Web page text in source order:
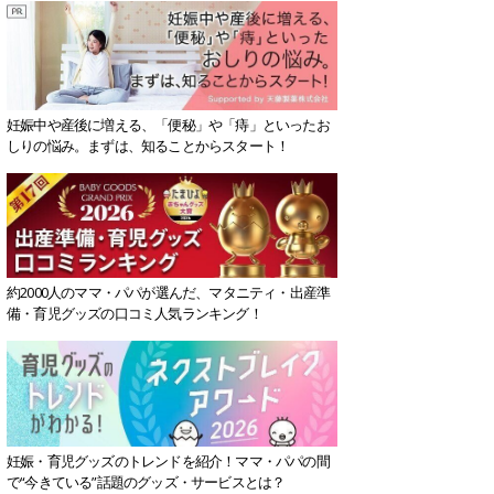
妊娠中や産後に増える、「便秘」や「痔」といったお
しりの悩み。まずは、知ることからスタート！
約2000人のママ・パパが選んだ、マタニティ・出産準
備・育児グッズの口コミ人気ランキング！
妊娠・育児グッズのトレンドを紹介！ママ・パパの間
で“今きている”話題のグッズ・サービスとは？